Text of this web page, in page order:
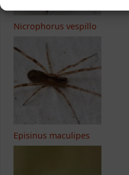
Nicrophorus vespillo
Episinus maculipes